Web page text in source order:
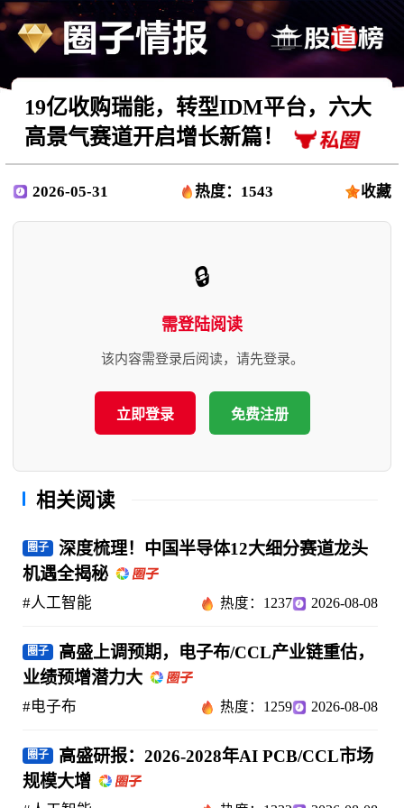
19亿收购瑞能，转型IDM平台，六大
高景气赛道开启增长新篇！
2026-05-31 热度：1543 收藏
🔒
需登陆阅读
该内容需登录后阅读，请先登录。
立即登录 免费注册
相关阅读
圈子
深度梳理！中国半导体12大细分赛道龙头
机遇全揭秘
#人工智能 热度：1237 2026-08-08
圈子
高盛上调预期，电子布/CCL产业链重估，
业绩预增潜力大
#电子布 热度：1259 2026-08-08
圈子
高盛研报：2026-2028年AI PCB/CCL市场
规模大增